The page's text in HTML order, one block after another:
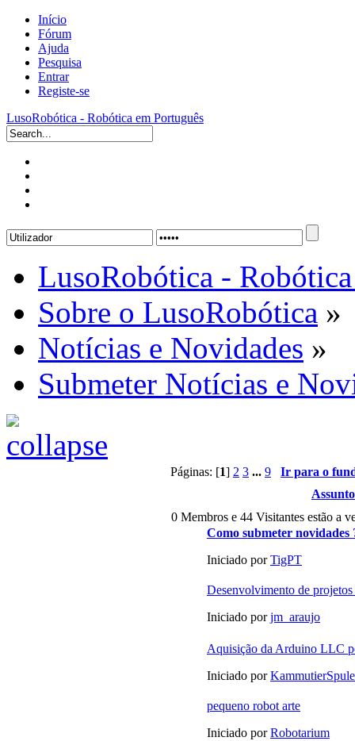
Início
Fórum
Ajuda
Pesquisa
Entrar
Registe-se
LusoRobótica - Robótica em Português
LusoRobótica -
Sobre o LusoRobótica »
Notícias e Novidades »
Submeter Notícias e
Páginas: [1] 2 3 ... 9
Ir para o
Assunto
0 Membros e 44 Visitantes estão a
Como submeter novidades
Iniciado porTigPT
Desenvolvimento de
Iniciado porjm_araujo
Aquisição da Arduino LLC
Iniciado porKammutierSpule
pequeno robot arte
Iniciado porRobotarium